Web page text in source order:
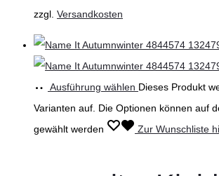
zzgl. Versandkosten
Ausführung wählen Dieses Produkt
Varianten auf. Die Optionen können auf
gewählt werden
Zur Wunschliste